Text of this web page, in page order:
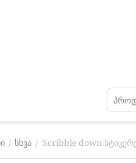
/ სხვა / Scribble down